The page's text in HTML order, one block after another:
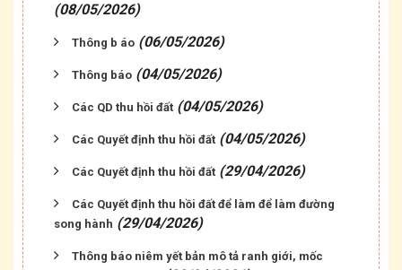
(08/05/2026)
Thông b áo (06/05/2026)
Thông báo (04/05/2026)
Các QD thu hồi đất (04/05/2026)
Các Quyết định thu hồi đất (04/05/2026)
Các Quyết định thu hồi đất (29/04/2026)
Các Quyết định thu hồi đất để làm để làm đường
song hành (29/04/2026)
Thông báo niêm yết bản mô tả ranh giới, mốc